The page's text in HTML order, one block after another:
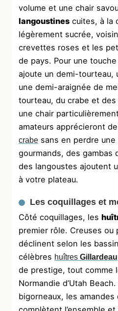
volume et une chair
langoustines cuites, à la
légèrement sucrée,
crevettes roses et les
de pays. Pour une
ajoute un demi-tourteau,
une demi-araignée de
tourteau, du crabe et
une chair
amateurs apprécieront de
crabe sans en perdre
gourmands, des gambas
des langoustes ajoutent
à votre plateau.
Les coquillages et
Côté coquillages, les
premier rôle. Creuses ou
déclinent selon les
célèbres huîtres Gillardeau
de prestige, tout comme
Normandie d’Utah
bigorneaux, les